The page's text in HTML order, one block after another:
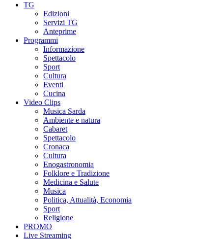
TG
Edizioni
Servizi TG
Anteprime
Programmi
Informazione
Spettacolo
Sport
Cultura
Eventi
Cucina
Video Clips
Musica Sarda
Ambiente e natura
Cabaret
Spettacolo
Cronaca
Cultura
Enogastronomia
Folklore e Tradizione
Medicina e Salute
Musica
Politica, Attualità, Economia
Sport
Religione
PROMO
Live Streaming